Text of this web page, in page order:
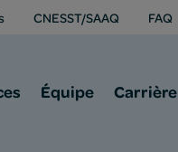
CNESST/SAAQ FAQ
Équipe Carrière